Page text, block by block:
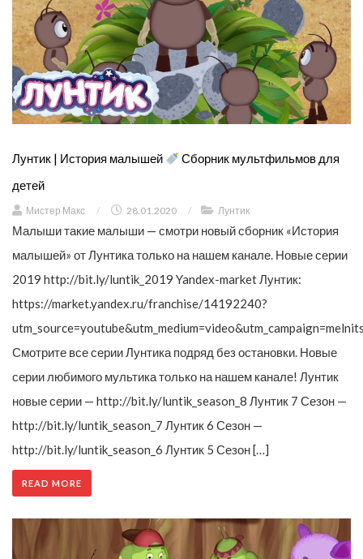
Лунтик | История малышей
Сборник мультфильмов для
детей
Мистер Макс / 28.01.2020 / Лунтик
Малыши такие малыши — смотри новый сборник «История
малышей» от Лунтика только на нашем канале. Новые серии
2019 http://bit.ly/luntik_2019 Yandex-market Лунтик:
https://market.yandex.ru/franchise/14192240?
Смотрите все серии Лунтика подряд без остановки. Новые
серии любимого мультика только на нашем канале! Лунтик
новые серии — http://bit.ly/luntik_season_8 Лунтик 7 Сезон —
http://bit.ly/luntik_season_7 Лунтик 6 Сезон —
http://bit.ly/luntik_season_6 Лунтик 5 Сезон […]
READ MORE